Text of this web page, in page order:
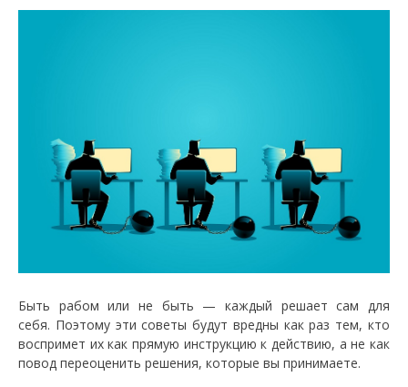
Быть рабом или не быть — каждый решает сам для
себя. Поэтому эти советы будут вредны как раз тем, кто
воспримет их как прямую инструкцию к действию, а не как
повод переоценить решения, которые вы принимаете.